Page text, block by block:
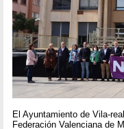
El Ayuntamiento de Vila-
Federación Valenciana de